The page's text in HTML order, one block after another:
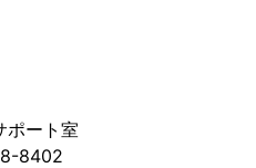
ポート室
8402